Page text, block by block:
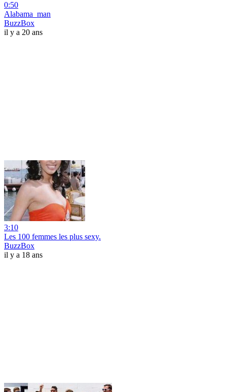
0:50
Alabama_man
BuzzBox
il y a 20 ans
3:10
Les 100 femmes les plus sexy.
BuzzBox
il y a 18 ans